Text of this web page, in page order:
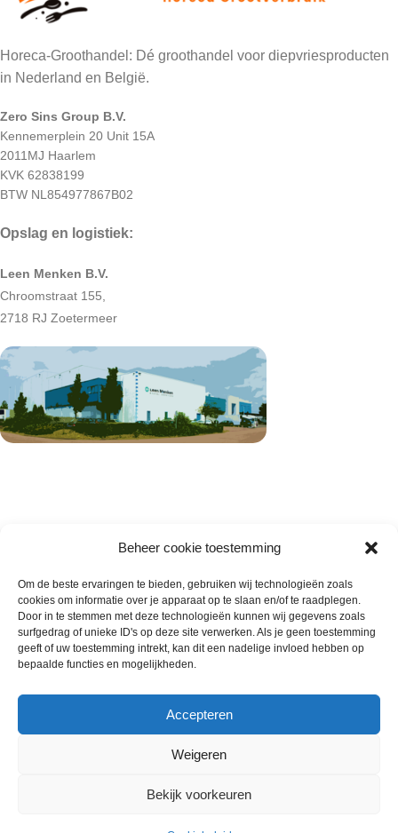
Beheer cookie toestemming
Om de beste ervaringen te bieden, gebruiken wij technologieën zoals
cookies om informatie over je apparaat op te slaan en/of te raadplegen.
Door in te stemmen met deze technologieën kunnen wij gegevens zoals
surfgedrag of unieke ID's op deze site verwerken. Als je geen toestemming
geeft of uw toestemming intrekt, kan dit een nadelige invloed hebben op
bepaalde functies en mogelijkheden.
Accepteren
Weigeren
Bekijk voorkeuren
Horeca-Groothandel: Dé groothandel voor diepvriesproducten
in Nederland en België.
Zero Sins Group B.V.
Kennemerplein 20 Unit 15A
2011MJ Haarlem
KVK 62838199
BTW NL854977867B02
Opslag en logistiek:
Leen Menken B.V.
Chroomstraat 155,
2718 RJ Zoetermeer
Wie zijn wij
Contact met onze inkoop
Klantenservice
Annuleer & Retourbeleid
Horeca-Groothandel
Wij gebruiken cookies om uw ervaring op onze
Stokbrood Wit ca. 16×440 gram